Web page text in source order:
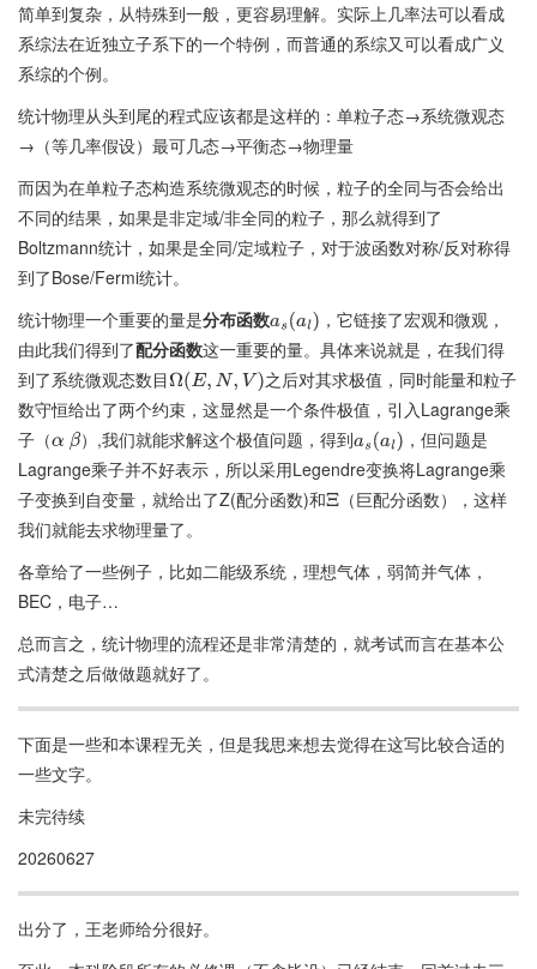
简单到复杂，从特殊到一般，更容易理解。实际上几率法可以看成
系综法在近独立子系下的一个特例，而普通的系综又可以看成广义
系综的个例。
统计物理从头到尾的程式应该都是这样的：单粒子态→系统微观态
→（等几率假设）最可几态→平衡态→物理量
而因为在单粒子态构造系统微观态的时候，粒子的全同与否会给出
不同的结果，如果是非定域/非全同的粒子，那么就得到了
Boltzmann统计，如果是全同/定域粒子，对于波函数对称/反对称得
到了Bose/Fermi统计。
统计物理一个重要的量是分布函数as(al)
，它链接了宏观和微观，
由此我们得到了配分函数这一重要的量。具体来说就是，在我们得
到了系统微观态数目Ω(E,N ,V)
之后对其求极值，同时能量和粒子
数守恒给出了两个约束，这显然是一个条件极值，引入Lagrange乘
子（α β）,我们就能求解这个极值问题，得到as(al)
，但问题是
Lagrange乘子并不好表示，所以采用Legendre变换将Lagrange乘
子变换到自变量，就给出了Z(配分函数)和Ξ （巨配分函数），这样
我们就能去求物理量了。
各章给了一些例子，比如二能级系统，理想气体，弱简并气体，
BEC，电子…
总而言之，统计物理的流程还是非常清楚的，就考试而言在基本公
式清楚之后做做题就好了。
下面是一些和本课程无关，但是我思来想去觉得在这写比较合适的
一些文字。
未完待续
20260627
出分了，王老师给分很好。